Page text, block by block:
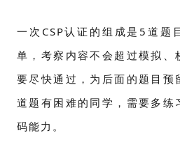
一次CSP认证的组成是5道题
单，考察内容不会超过模拟、
要尽快通过，为后面的题目预
道题有困难的同学，需要多练
码能力。